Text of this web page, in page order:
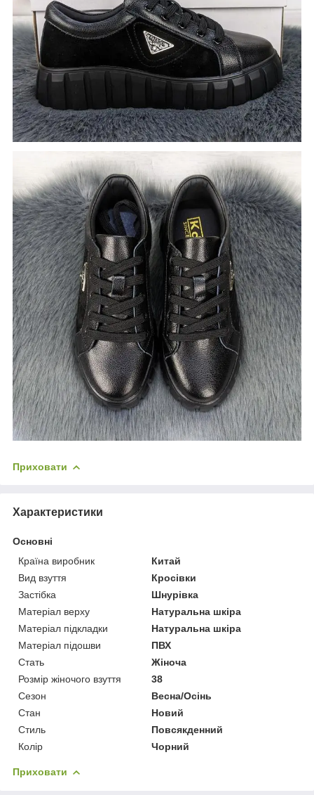
Приховати
Характеристики
Основні
Країна виробник
Китай
Вид взуття
Кросівки
Застібка
Шнурівка
Матеріал верху
Натуральна шкіра
Матеріал підкладки
Натуральна шкіра
Матеріал підошви
ПВХ
Стать
Жіноча
Розмір жіночого взуття
38
Сезон
Весна/Осінь
Стан
Новий
Стиль
Повсякденний
Колір
Чорний
Приховати